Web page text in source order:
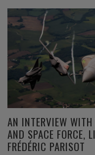
AN INTERVIEW
AND SPACE FORCE,
FRÉDÉRIC PARISOT